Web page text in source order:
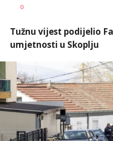
AUTOR
0
Tužnu vijest podijelio
umjetnosti u Skoplju